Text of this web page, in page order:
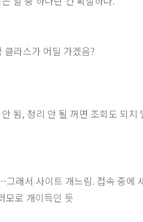
클라스가 어딜 가겠음?
됨, 정리 안 될 꺼면 조회도 되
래서 사이트 개느림. 접속 중에
모로 개이득인 듯